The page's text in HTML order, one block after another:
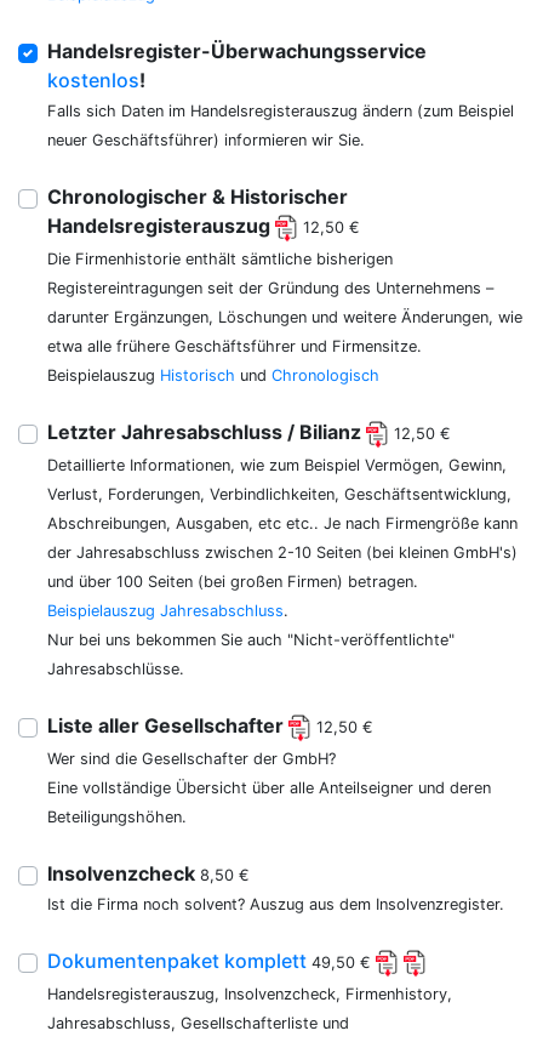
Handelsregister-Überwachungsservice
kostenlos!
Falls sich Daten im Handelsregisterauszug ändern (zum Beispiel
neuer Geschäftsführer) informieren wir Sie.
Chronologischer & Historischer
Handelsregisterauszug
12,50 €
Die Firmenhistorie enthält sämtliche bisherigen
Registereintragungen seit der Gründung des Unternehmens –
darunter Ergänzungen, Löschungen und weitere Änderungen, wie
etwa alle frühere Geschäftsführer und Firmensitze.
Beispielauszug Historisch und Chronologisch
Letzter Jahresabschluss / Bilianz
12,50 €
Detaillierte Informationen, wie zum Beispiel Vermögen, Gewinn,
Verlust, Forderungen, Verbindlichkeiten, Geschäftsentwicklung,
Abschreibungen, Ausgaben, etc etc.. Je nach Firmengröße kann
der Jahresabschluss zwischen 2-10 Seiten (bei kleinen GmbH's)
und über 100 Seiten (bei großen Firmen) betragen.
Beispielauszug Jahresabschluss.
Nur bei uns bekommen Sie auch "Nicht-veröffentlichte"
Jahresabschlüsse.
Liste aller Gesellschafter
12,50 €
Wer sind die Gesellschafter der GmbH?
Eine vollständige Übersicht über alle Anteilseigner und deren
Beteiligungshöhen.
Insolvenzcheck 8,50 €
Ist die Firma noch solvent? Auszug aus dem Insolvenzregister.
Dokumentenpaket komplett 49,50 €
Handelsregisterauszug, Insolvenzcheck, Firmenhistory,
Jahresabschluss, Gesellschafterliste und